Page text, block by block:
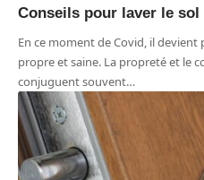
Conseils pour laver le sol
En ce moment de Covid, il devient
propre et saine. La propreté et le
conjuguent souvent…